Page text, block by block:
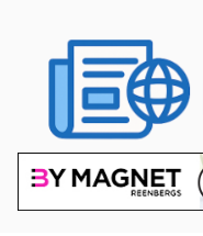
content